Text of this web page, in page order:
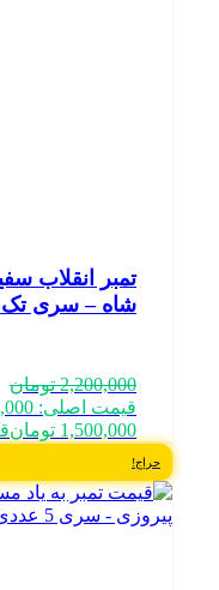
شاه – سری
2,200,000 تومان
قیمت اصلی: 2,200,000 تومان بود.
1,500,000 تومان
حراج!